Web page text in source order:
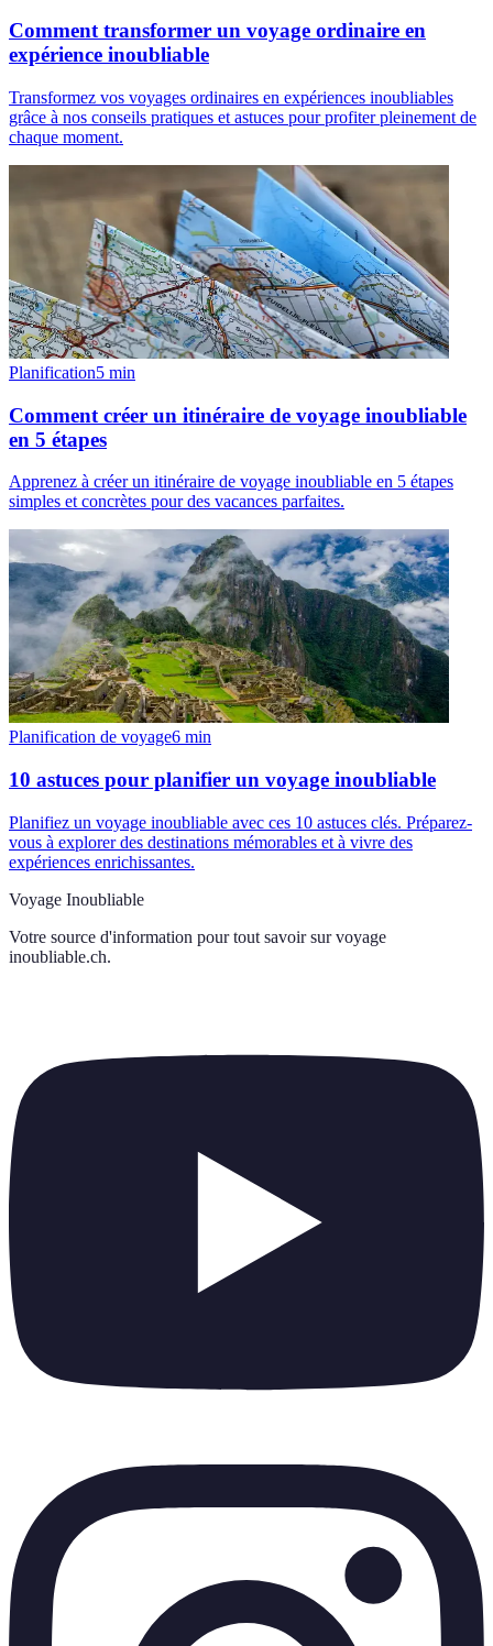
Comment transformer un voyage ordinaire en
expérience inoubliable
Transformez vos voyages ordinaires en expériences inoubliables
grâce à nos conseils pratiques et astuces pour profiter pleinement de
chaque moment.
Planification5 min
Comment créer un itinéraire de voyage inoubliable
en 5 étapes
Apprenez à créer un itinéraire de voyage inoubliable en 5 étapes
simples et concrètes pour des vacances parfaites.
Planification de voyage6 min
10 astuces pour planifier un voyage inoubliable
Planifiez un voyage inoubliable avec ces 10 astuces clés. Préparez-
vous à explorer des destinations mémorables et à vivre des
expériences enrichissantes.
Voyage Inoubliable
Votre source d'information pour tout savoir sur voyage
inoubliable.ch.